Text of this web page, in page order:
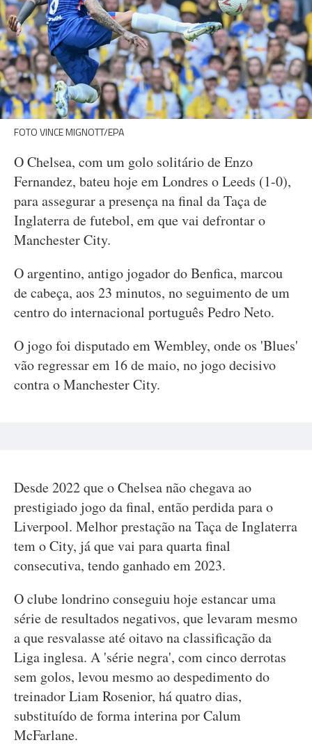
FOTO VINCE MIGNOTT/EPA
O Chelsea, com um golo solitário de Enzo
Fernandez, bateu hoje em Londres o Leeds (1-0),
para assegurar a presença na final da Taça de
Inglaterra de futebol, em que vai defrontar o
Manchester City.
O argentino, antigo jogador do Benfica, marcou
de cabeça, aos 23 minutos, no seguimento de um
centro do internacional português Pedro Neto.
O jogo foi disputado em Wembley, onde os 'Blues'
vão regressar em 16 de maio, no jogo decisivo
contra o Manchester City.
Desde 2022 que o Chelsea não chegava ao
prestigiado jogo da final, então perdida para o
Liverpool. Melhor prestação na Taça de Inglaterra
tem o City, já que vai para quarta final
consecutiva, tendo ganhado em 2023.
O clube londrino conseguiu hoje estancar uma
série de resultados negativos, que levaram mesmo
a que resvalasse até oitavo na classificação da
Liga inglesa. A 'série negra', com cinco derrotas
sem golos, levou mesmo ao despedimento do
treinador Liam Rosenior, há quatro dias,
substituído de forma interina por Calum
McFarlane.